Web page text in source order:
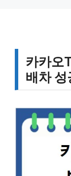
카카오
배차 성